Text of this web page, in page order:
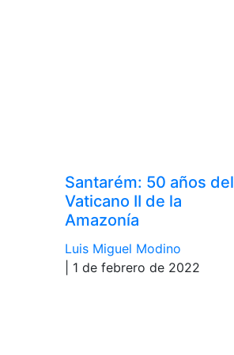
Santarém: 50 años del
Vaticano II de la
Amazonía
Luis Miguel Modino
| 1 de febrero de 2022